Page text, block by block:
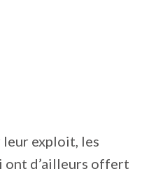
exploit, les
ont d’ailleurs offert